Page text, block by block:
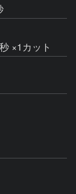
×1カット